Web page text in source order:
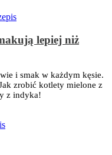
lepiej niż
i smak w każdym kęsie.
zrobić kotlety mielone z
z indyka!